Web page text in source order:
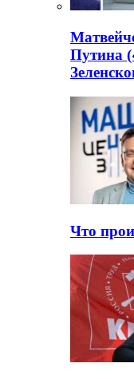
Путина
Что